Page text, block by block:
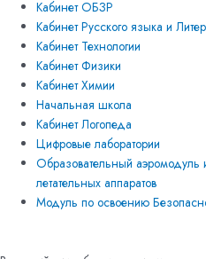
Кабинет ОБЗР
Кабинет Русского языка и
Кабинет Технологии
Кабинет Физики
Кабинет Химии
Начальная школа
Кабинет Логопеда
Цифровые лаборатории
Образовательный аэромодуль
летательных аппаратов
Модуль по освоению